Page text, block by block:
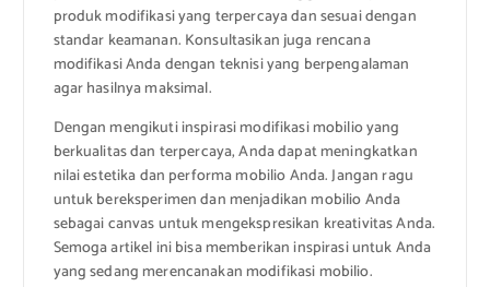
produk modifikasi yang terpercaya dan sesuai dengan
standar keamanan. Konsultasikan juga rencana
modifikasi Anda dengan teknisi yang berpengalaman
agar hasilnya maksimal.
Dengan mengikuti inspirasi modifikasi mobilio yang
berkualitas dan terpercaya, Anda dapat meningkatkan
nilai estetika dan performa mobilio Anda. Jangan ragu
untuk bereksperimen dan menjadikan mobilio Anda
sebagai canvas untuk mengekspresikan kreativitas Anda.
Semoga artikel ini bisa memberikan inspirasi untuk Anda
yang sedang merencanakan modifikasi mobilio.